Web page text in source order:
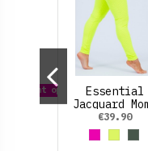
options
Essential
Jacquard
(con€39.90
Fucsia